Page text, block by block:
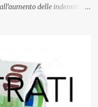
delle indennità di
di genere, in linea con la
di offrire maggiore tutela e
provinciale per i docenti
esclusiva della
in maniera stabile lo